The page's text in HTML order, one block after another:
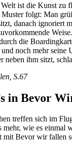
ist die Kunst zu
folgt: Man
danach ignoriert
die
und noch mehr seine
neben ihm sitzt,
S.67
in Bevor
treffen sich im
mehr, wie es einmal
mit Bevor wir fallen